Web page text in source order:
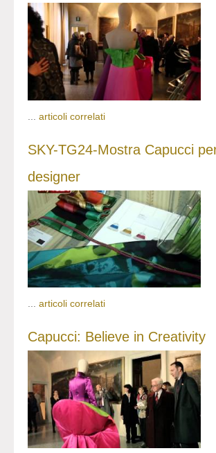
articoli correlati
SKY-TG24-Mostra Capucci
designer
... articoli correlati
Capucci: Believe in Creativity